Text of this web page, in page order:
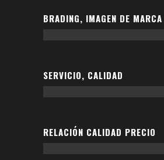
BRADING, IMAGEN DE MARCA
SERVICIO, CALIDAD
RELACIÓN CALIDAD PRECIO